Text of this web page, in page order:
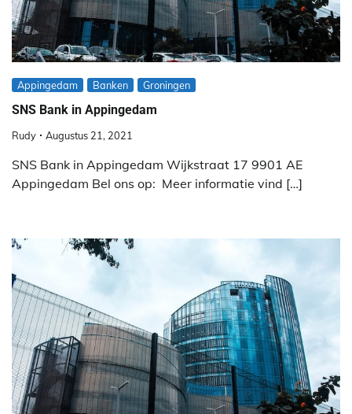
Appingedam Banken Groningen
SNS Bank in Appingedam
Rudy Augustus 21, 2021
SNS Bank in Appingedam Wijkstraat 17 9901 AE
Appingedam Bel ons op: Meer informatie vind […]